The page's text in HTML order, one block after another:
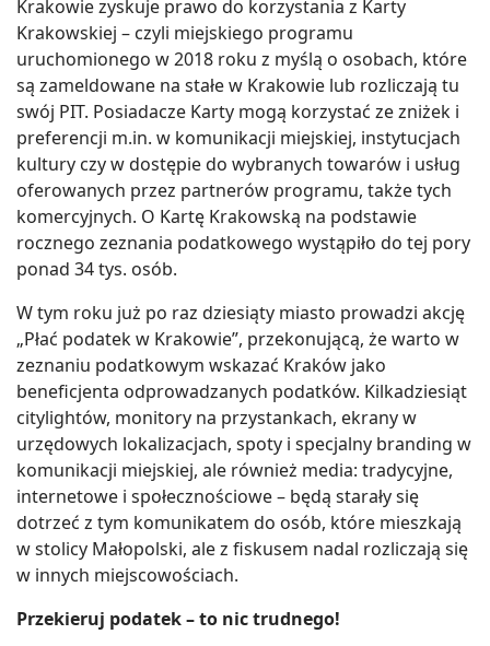
Krakowie zyskuje prawo do korzystania z Karty
Krakowskiej – czyli miejskiego programu
uruchomionego w 2018 roku z myślą o osobach, które
są zameldowane na stałe w Krakowie lub rozliczają tu
swój PIT. Posiadacze Karty mogą korzystać ze zniżek i
preferencji m.in. w komunikacji miejskiej, instytucjach
kultury czy w dostępie do wybranych towarów i usług
oferowanych przez partnerów programu, także tych
komercyjnych. O Kartę Krakowską na podstawie
rocznego zeznania podatkowego wystąpiło do tej pory
ponad 34 tys. osób.
W tym roku już po raz dziesiąty miasto prowadzi akcję
„Płać podatek w Krakowie”, przekonującą, że warto w
zeznaniu podatkowym wskazać Kraków jako
beneficjenta odprowadzanych podatków. Kilkadziesiąt
citylightów, monitory na przystankach, ekrany w
urzędowych lokalizacjach, spoty i specjalny branding w
komunikacji miejskiej, ale również media: tradycyjne,
internetowe i społecznościowe – będą starały się
dotrzeć z tym komunikatem do osób, które mieszkają
w stolicy Małopolski, ale z fiskusem nadal rozliczają się
w innych miejscowościach.
Przekieruj podatek – to nic trudnego!